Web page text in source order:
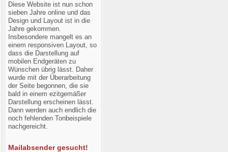
Diese Website ist nun schon
sieben Jahre online und das
Design und Layout ist in die
Jahre gekommen.
Insbesondere mangelt es an
einem responsiven Layout, so
dass die Darstellung auf
mobilen Endgeräten zu
Wünschen übrig lässt. Daher
wurde mit der Überarbeitung
der Seite begonnen, die sie
bald in einem ezitgemäßer
Darstellung erscheinen lässt.
Dann werden auch endlich die
noch fehlenden Tonbeispiele
nachgereicht.
Mailabsender gesucht!